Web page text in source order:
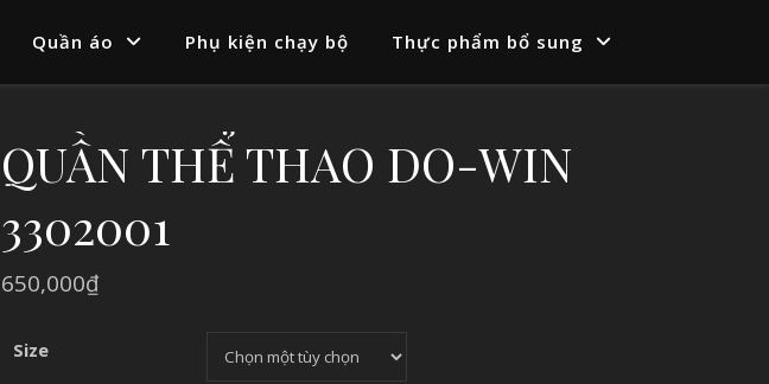
Quần áo Phụ kiện chạy bộ Thực phẩm bổ sung
QUẦN THỂ THAO DO-WIN
3302001
650,000₫
Size